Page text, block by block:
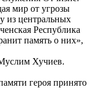
мир от угрозы
из центральных
Республика
память о них»,
Хучиев.
героя принято